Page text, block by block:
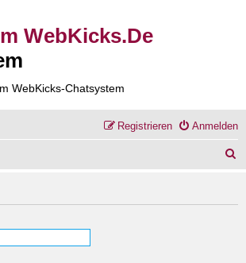
WebKicks.De
WebKicks-Chatsystem
Anmelden
Registrieren